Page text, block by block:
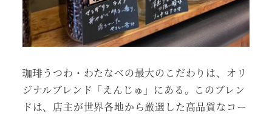
珈琲うつわ・わたなべの最大のこだわりは、オリ
ジナルブレンド「えんじゅ」にある。このブレン
ドは、店主が世界各地から厳選した高品質なコー